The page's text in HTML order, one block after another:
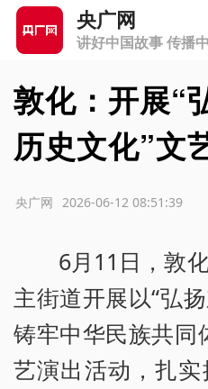
央广网
讲好中国故事 传播
敦化：开展“
历史文化”文
2026-06-12 08:51:39
央广网
6月11日，敦
主街道开展以“弘
铸牢中华民族共同
艺演出活动，扎